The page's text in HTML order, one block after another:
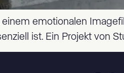
einem emotionalen
ist. Ein Projekt von